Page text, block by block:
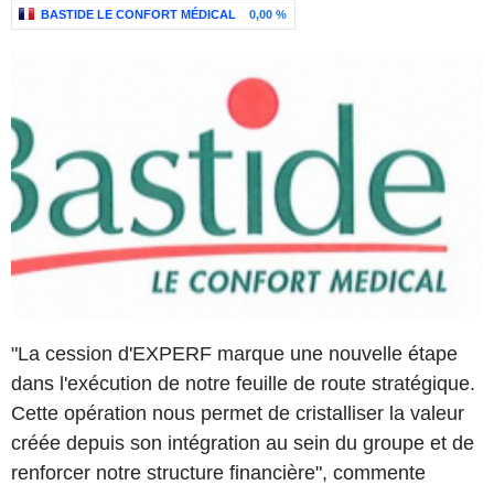
BASTIDE LE CONFORT MÉDICAL 0,00 %
"La cession d'EXPERF marque une nouvelle étape
dans l'exécution de notre feuille de route stratégique.
Cette opération nous permet de cristalliser la valeur
créée depuis son intégration au sein du groupe et de
renforcer notre structure financière", commente